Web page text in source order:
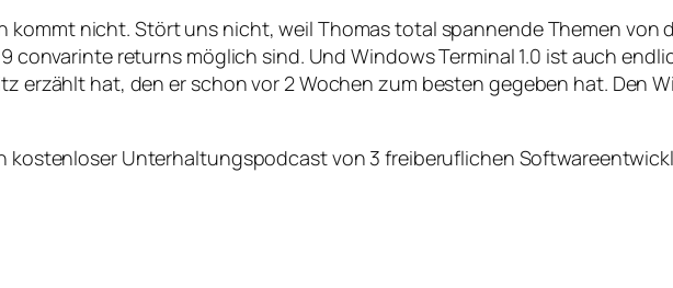
kommt nicht. Stört uns nicht, weil Thomas total spannende Themen von
convarinte returns möglich sind. Und Windows Terminal 1.0 ist auch
erzählt hat, den er schon vor 2 Wochen zum besten gegeben hat. Den
kostenloser Unterhaltungspodcast von 3 freiberuflichen